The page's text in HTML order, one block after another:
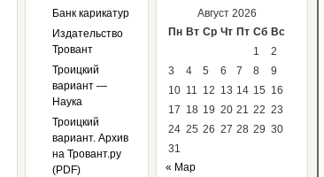
Банк карикатур
Издательство
Тровант
Троицкий
вариант —
Наука
Троицкий
вариант. Архив
на Тровант.ру
(PDF)
Август 2026
Пн Вт Ср Чт Пт Сб Вс
1
2
3
4 5 6 7 8
9
10 11 12 13 14 15 16
17 18 19 20 21 22 23
24 25 26 27 28 29 30
31
« Мар